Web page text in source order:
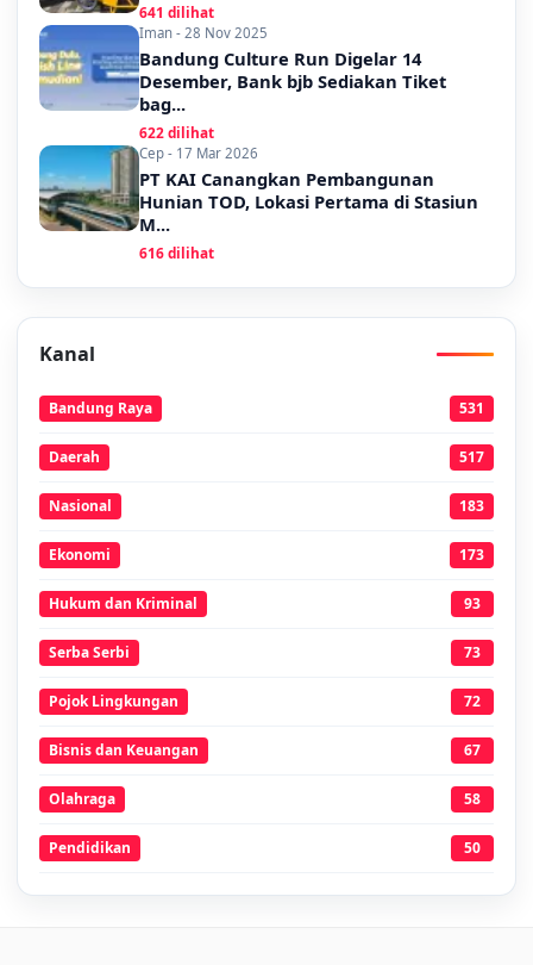
641 dilihat
Iman - 28 Nov 2025
Bandung Culture Run Digelar 14
Desember, Bank bjb Sediakan Tiket
bag...
622 dilihat
Cep - 17 Mar 2026
PT KAI Canangkan Pembangunan
Hunian TOD, Lokasi Pertama di Stasiun
M...
616 dilihat
Kanal
Bandung Raya 531
Daerah 517
Nasional 183
Ekonomi 173
Hukum dan Kriminal 93
Serba Serbi 73
Pojok Lingkungan 72
Bisnis dan Keuangan 67
Olahraga 58
Pendidikan 50